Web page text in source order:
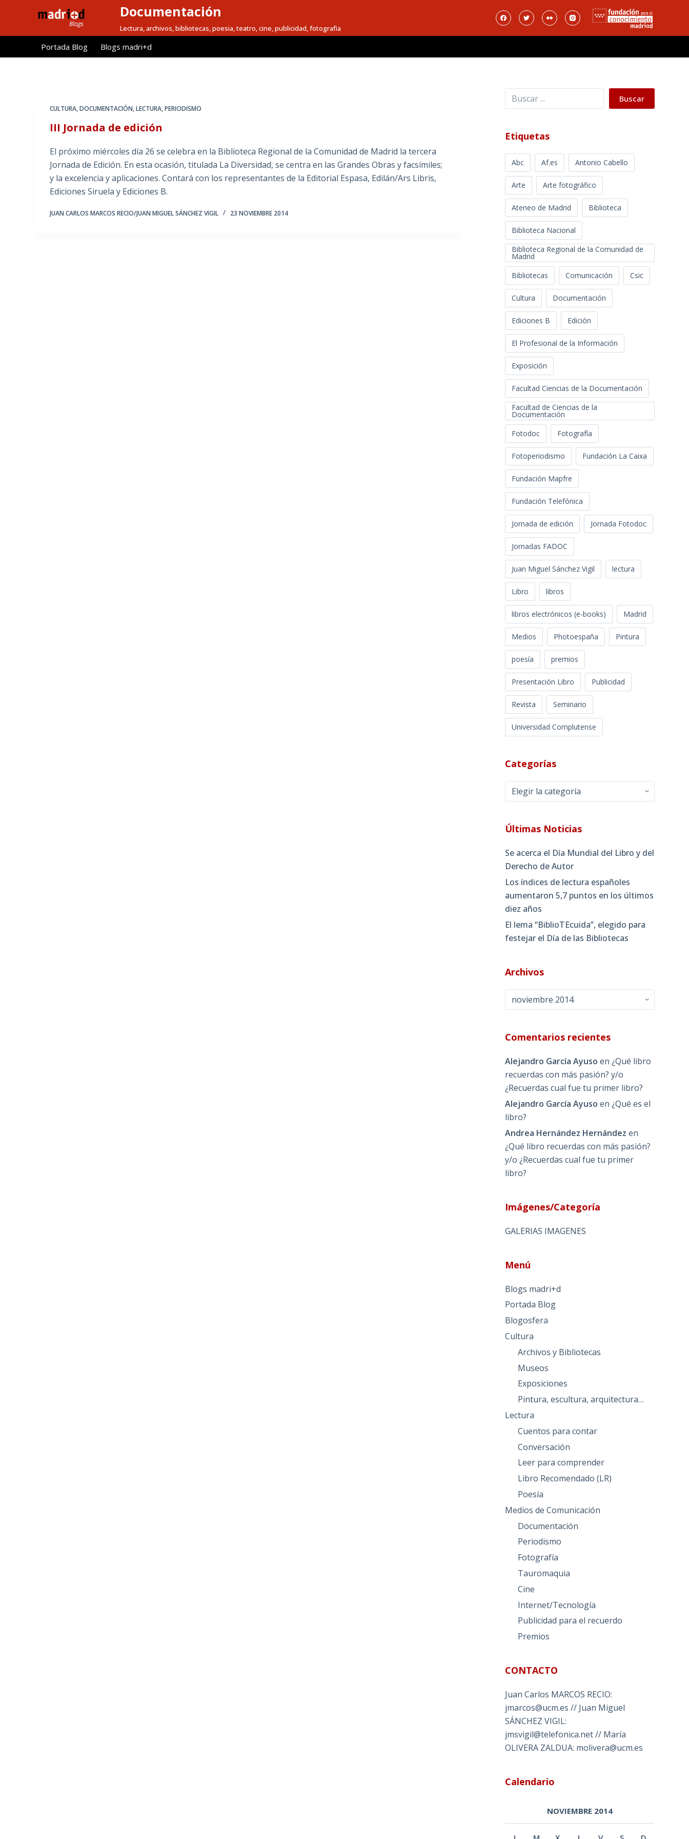
l
Documentación
Lectura, archivos, bibliotecas, poesia, teatro, cine, publicidad, fotografia
Portada Blog Blogs madri+d
CULTURA,DOCUMENTACIÓN,LECTURA,PERIODISMO
III Jornada de edición
El próximo miércoles día 26 se celebra en la Biblioteca Regional de la Comunidad de Madrid la tercera
Jornada de Edición. En esta ocasión, titulada La Diversidad, se centra en las Grandes Obras y facsímiles;
y la excelencia y aplicaciones. Contará con los representantes de la Editorial Espasa, Edilán/Ars Libris,
Ediciones Siruela y Ediciones B.
JUAN CARLOS MARCOS RECIO/JUAN MIGUEL SÁNCHEZ VIGIL 23 NOVIEMBRE 2014
Buscar Buscar
Etiquetas
Abc Af.es Antonio Cabello
Arte Arte fotográfico
Ateneo de Madrid Biblioteca
Biblioteca Nacional
Biblioteca Regional de la Comunidad de
Madrid
Bibliotecas
Comunicación Csic
Cultura Documentación
Ediciones B Edición
El Profesional de la Información
Exposición
Facultad Ciencias de la Documentación
Facultad de Ciencias de la
Documentación
Fotodoc
Fotografía
Fotoperiodismo Fundación La Caixa
Fundación Mapfre
Fundación Telefónica
Jornada de edición Jornada Fotodoc
Jornadas FADOC
Juan Miguel Sánchez Vigil lectura
Libro libros
libros electrónicos (e-books) Madrid
Medios Photoespaña Pintura
poesía premios
Presentación Libro Publicidad
Revista Seminario
Universidad Complutense
Categorías
Categorías
Últimas Noticias
Se acerca el Día Mundial del Libro y del
Derecho de Autor
Los índices de lectura españoles
aumentaron 5,7 puntos en los últimos
diez años
El lema “BiblioTEcuida”, elegido para
festejar el Día de las Bibliotecas
Archivos
Archivos
Comentarios recientes
Alejandro García Ayuso en¿Qué libro
recuerdas con más pasión? y/o
¿Recuerdas cual fue tu primer libro?
Alejandro García Ayuso en¿Qué es el
libro?
Andrea Hernández Hernández en
¿Qué libro recuerdas con más pasión?
y/o ¿Recuerdas cual fue tu primer
libro?
Imágenes/Categoría
GALERIAS IMAGENES
Menú
Blogs madri+d
Portada Blog
Blogosfera
Cultura
Archivos y Bibliotecas
Museos
Exposiciones
Pintura, escultura, arquitectura…
Lectura
Cuentos para contar
Conversación
Leer para comprender
Libro Recomendado (LR)
Poesía
Medios de Comunicación
Documentación
Periodismo
Fotografía
Tauromaquia
Cine
Internet/Tecnología
Publicidad para el recuerdo
Premios
CONTACTO
Juan Carlos MARCOS RECIO:
jmarcos@ucm.es // Juan Miguel
SÁNCHEZ VIGIL:
jmsvigil@telefonica.net // María
OLIVERA ZALDUA: molivera@ucm.es
Calendario
NOVIEMBRE 2014